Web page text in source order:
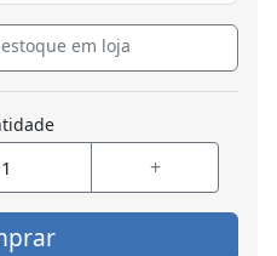
em loja
+